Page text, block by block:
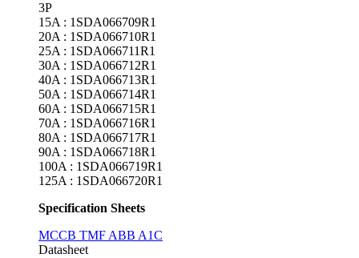
3P
15A : 1SDA066709R1
20A : 1SDA066710R1
25A : 1SDA066711R1
30A : 1SDA066712R1
40A : 1SDA066713R1
50A : 1SDA066714R1
60A : 1SDA066715R1
70A : 1SDA066716R1
80A : 1SDA066717R1
90A : 1SDA066718R1
100A : 1SDA066719R1
125A : 1SDA066720R1
Specification Sheets
MCCB TMF ABB A1C
Datasheet